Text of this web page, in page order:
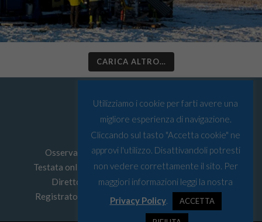
CARICA ALTRO…
Osservatorio Artico © Tutti i diritti riservati
Testata online edita daMust srlP.I: 03067590103
Direttore Responsabile: Leonardo Parigi
Registrato presso Tribunale di Genova n° 4/2022
Utilizziamo i cookie per farti avere una
migliore esperienza di navigazione.
Cliccando sul tasto "Accetta cookie" ne
approvi l'utilizzo. Disattivandoli potresti
non vedere correttamente il sito. Per
maggiori informazioni leggi la nostra
Privacy Policy. ACCETTA